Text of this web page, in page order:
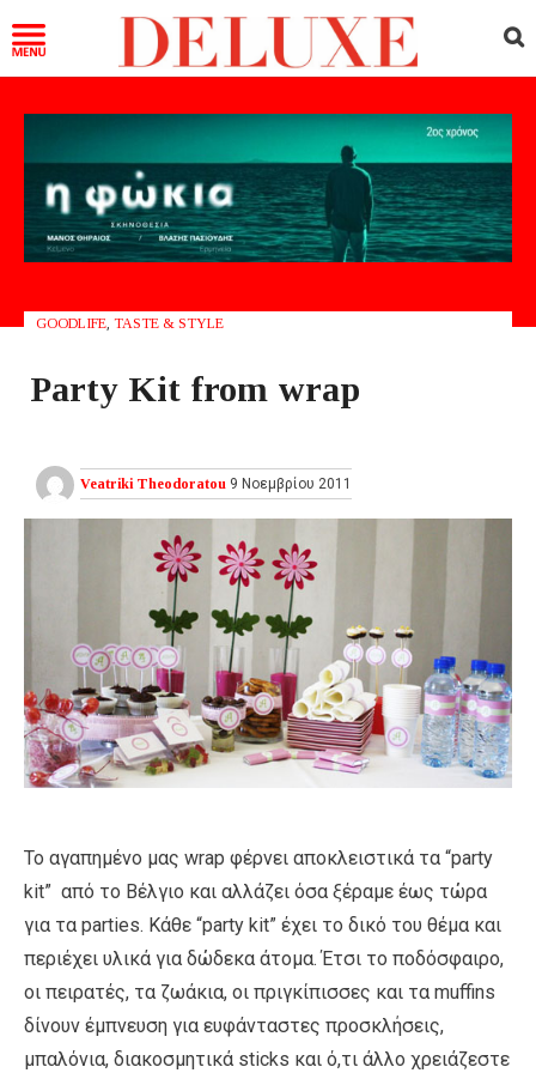
GOODLIFE TASTE & STYLE
Party Kit from wrap
Veatriki Theodoratou 9 Νοεμβρίου 2011
Το αγαπημένο μας wrap φέρνει αποκλειστικά τα “party
kit” από το Βέλγιο και αλλάζει όσα ξέραμε έως τώρα
για τα parties. Κάθε “party kit” έχει το δικό του θέμα και
περιέχει υλικά για δώδεκα άτομα. Έτσι το ποδόσφαιρο,
οι πειρατές, τα ζωάκια, οι πριγκίπισσες και τα muffins
δίνουν έμπνευση για ευφάνταστες προσκλήσεις,
μπαλόνια, διακοσμητικά sticks και ό,τι άλλο χρειάζεστε